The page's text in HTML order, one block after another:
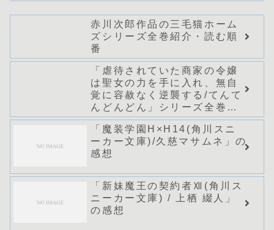
赤川次郎作品の三毛猫ホーム
ズシリーズ全巻紹介・読む順
番
「虐待されていた商家の令嬢
は聖女の力を手に入れ、無自
覚に容赦なく逆襲する/てんて
んどんどん」シリーズ全巻の
あらすじ・感想
「魔装学園H×H14(角川スニ
ーカー文庫)/久慈マサムネ」の
感想
「新妹魔王の契約者Ⅻ(角川ス
ニーカー文庫) / 上栖 綴人」
の感想